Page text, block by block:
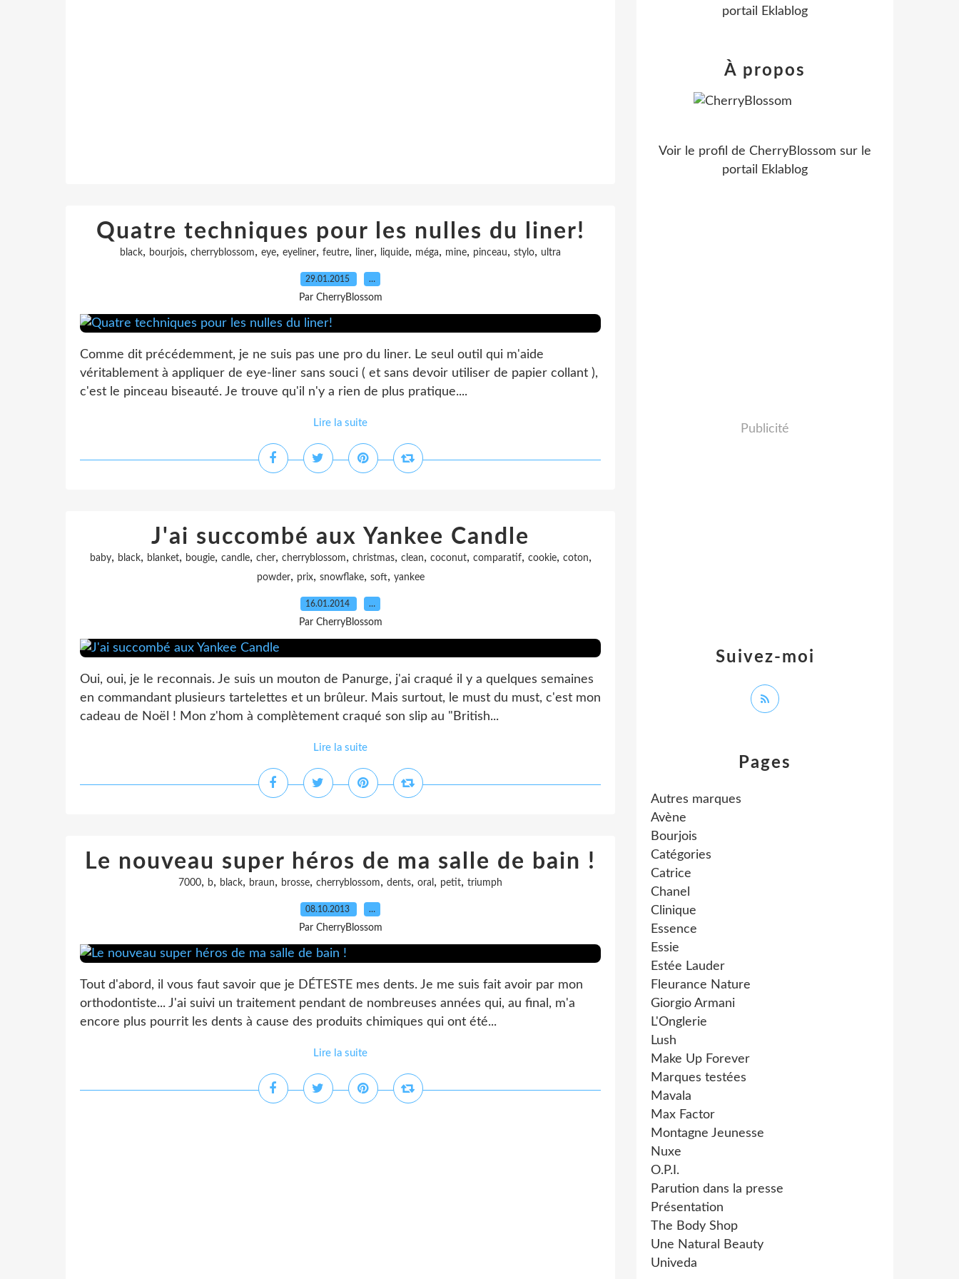
Quatre techniques pour les nulles du liner!
black, bourjois, cherryblossom, eye, eyeliner, feutre, liner, liquide, méga, mine, pinceau, stylo, ultra
29.01.2015 …
Par CherryBlossom
Comme dit précédemment, je ne suis pas une pro du liner. Le seul outil qui m'aide
véritablement à appliquer de eye-liner sans souci ( et sans devoir utiliser de papier collant ),
c'est le pinceau biseauté. Je trouve qu'il n'y a rien de plus pratique....
Lire la suite
J'ai succombé aux Yankee Candle
baby, black, blanket, bougie, candle, cher, cherryblossom, christmas, clean, coconut, comparatif, cookie, coton,
powder, prix, snowflake, soft, yankee
16.01.2014 …
Par CherryBlossom
Oui, oui, je le reconnais. Je suis un mouton de Panurge, j'ai craqué il y a quelques semaines
en commandant plusieurs tartelettes et un brûleur. Mais surtout, le must du must, c'est mon
cadeau de Noël ! Mon z'hom à complètement craqué son slip au "British...
Lire la suite
Le nouveau super héros de ma salle de bain !
7000, b, black, braun, brosse, cherryblossom, dents, oral , petit, triumph
08.10.2013 …
Par CherryBlossom
Tout d'abord, il vous faut savoir que je DÉTESTE mes dents. Je me suis fait avoir par mon
orthodontiste... J'ai suivi un traitement pendant de nombreuses années qui, au final, m'a
encore plus pourrit les dents à cause des produits chimiques qui ont été...
Lire la suite
Pages
Autres marques
Avène
Bourjois
Catégories
Catrice
Chanel
Clinique
Essence
Essie
Estée Lauder
Fleurance Nature
Giorgio Armani
L'Onglerie
Lush
Make Up Forever
Marques testées
Mavala
Max Factor
Montagne Jeunesse
Nuxe
O.P.I.
Parution dans la presse
Présentation
The Body Shop
Une Natural Beauty
Univeda
portail Eklablog
Suivez-moi
À propos
Voir le profil de CherryBlossom sur le
portail Eklablog
Publicité